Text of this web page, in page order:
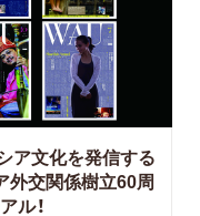
ア文化を発信する
外交関係樹立60周
ル！